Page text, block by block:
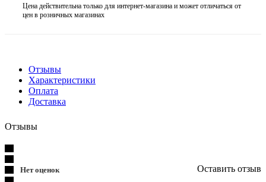
Цена действительна только для интернет-магазина и может отличаться от
цен в розничных магазинах
Отзывы
Характеристики
Оплата
Доставка
Отзывы
Нет оценок Оставить отзыв